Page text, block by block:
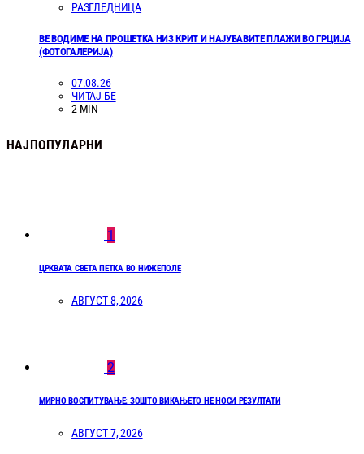
РАЗГЛЕДНИЦА
ВЕ ВОДИМЕ НА ПРОШЕТКА НИЗ КРИТ И НАЈУБАВИТЕ ПЛАЖИ ВО ГРЦИЈА
(ФОТОГАЛЕРИЈА)
07.08.26
ЧИТАЈ БЕ
2 MIN
НАЈПОПУЛАРНИ
1
ЦРКВАТА СВЕТА ПЕТКА ВО НИЖЕПОЛЕ
АВГУСТ 8, 2026
2
МИРНО ВОСПИТУВАЊЕ: ЗОШТО ВИКАЊЕТО НЕ НОСИ РЕЗУЛТАТИ
АВГУСТ 7, 2026